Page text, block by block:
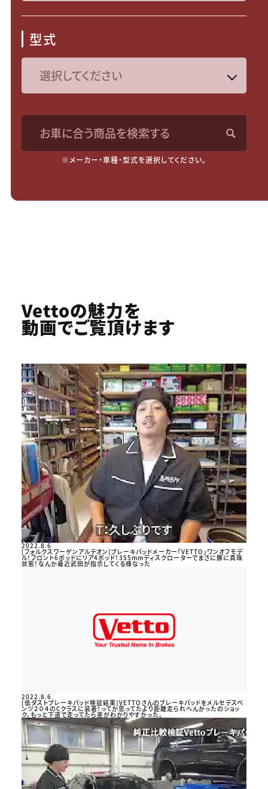
型式
お車に合う商品を検索する
※メーカー・車種・型式を選択してください。
Youtube
Vettoの魅力を
動画でご覧頂けます
2022.8.6
[フォルクスワーゲンアルテオン]ブレーキパッドメーカー「VETTO」ワンオフモデ
ル！フロント6ポッドにリア4ポッド！355mmディスクローターでまさに豚に真珠
状態！なんか最近武田が指示してくる様なった
2022.8.6
[低ダストブレーキパッド検証結果]VETTOさんのブレーキパッドをメルセデスベ
ンツ２０４のCクラスに装着！ってか思ってたより距離走られへんかったのショッ
ク。もっと下道で走ってたら差がわかりやすかった。